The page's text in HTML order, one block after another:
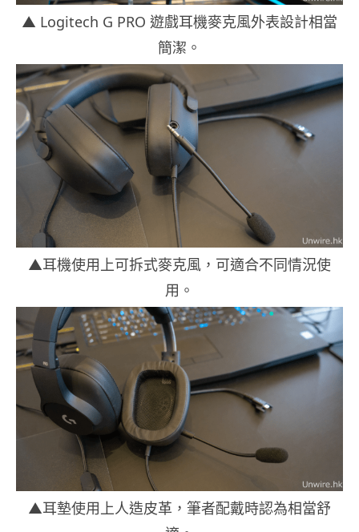
▲ Logitech G PRO 遊戲耳機麥克風外表設計相當
簡潔。
▲耳機使用上可拆式麥克風，可適合不同情況使
用。
▲耳墊使用上人造皮革，筆者配戴時認為相當舒